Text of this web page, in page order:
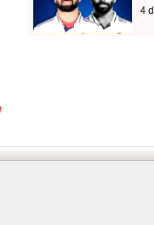
4
Feed
on Telegram
us on Google News